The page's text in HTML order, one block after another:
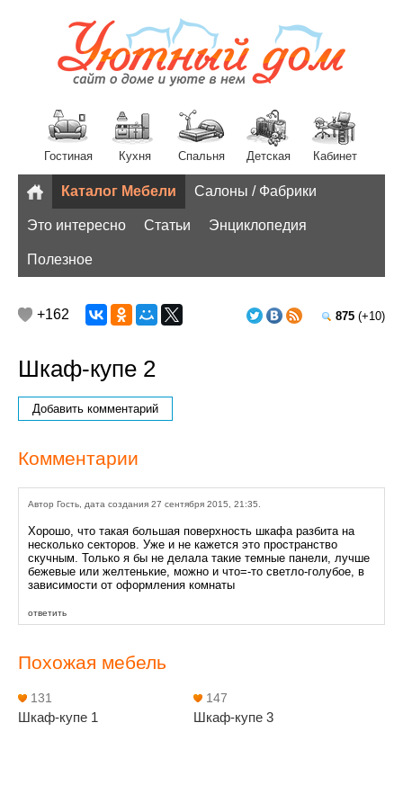
Гостиная Кухня Спальня Детская Кабинет
Разное
Каталог Мебели Салоны / Фабрики
Это интересно Статьи Энциклопедия
Полезное
875 (+10)
+162
Шкаф-купе 2
Добавить комментарий
Комментарии
Автор Гость, дата создания 27 сентября 2015, 21:35.
Хорошо, что такая большая поверхность шкафа разбита на
несколько секторов. Уже и не кажется это пространство
скучным. Только я бы не делала такие темные панели, лучше
бежевые или желтенькие, можно и что=-то светло-голубое, в
зависимости от оформления комнаты
ответить
Похожая мебель
131
Шкаф-купе 1
147
Шкаф-купе 3